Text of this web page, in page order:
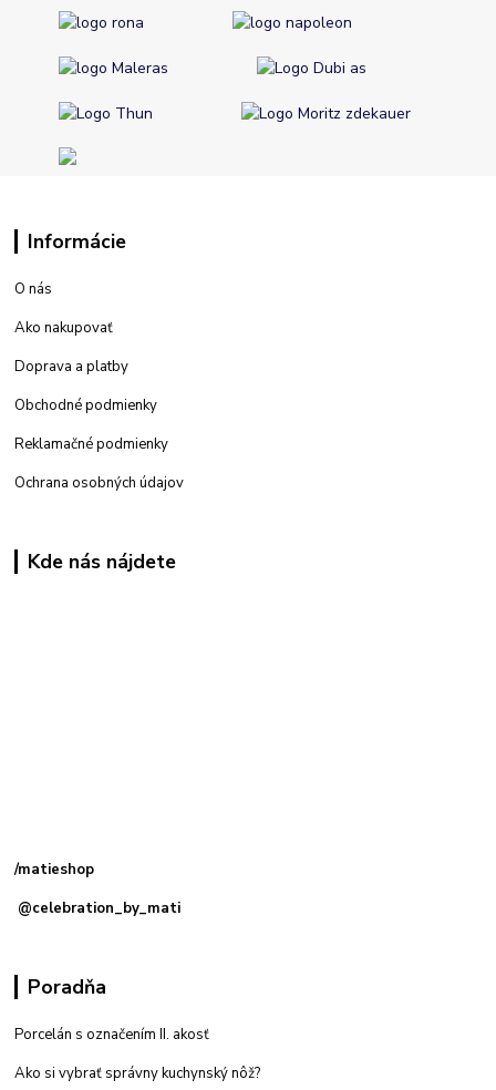
Informácie
O nás
Ako nakupovať
Doprava a platby
Obchodné podmienky
Reklamačné podmienky
Ochrana osobných údajov
Kde nás nájdete
/matieshop
@celebration_by_mati
Poradňa
Porcelán s označením II. akosť
Ako si vybrať správny kuchynský nôž?